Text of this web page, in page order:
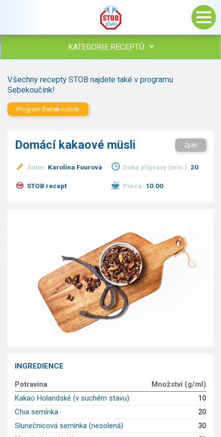
KATEGORIE RECEPTŮ
Polévky
Maso
Saláty
Sladké pokrmy
Nápoje
Všechny recepty STOB najdete také v programu
Sebekoučink!
Program Sebekoučink
Domácí kakaové müsli Zpět
Autor: Karolína Fourová Doba přípravy (min.): 20
STOB recept Porce: 10.00
INGREDIENCE
Potravina
Množství (g/ml)
Kakao Holandské (v suchém stavu)
10
Chia semínka
20
Slunečnicová semínka (nesolená)
30